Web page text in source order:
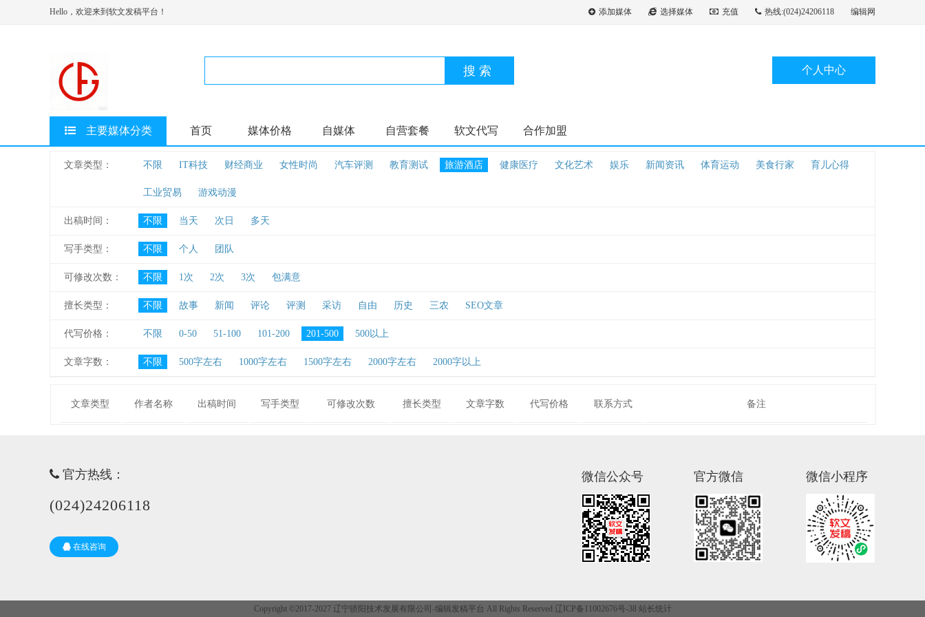
Hello，欢迎来到软文发稿平台！ 添加媒体 选择媒体 充值 热线:(024)24206118 编辑网
搜索 个人中心
主要媒体分类 首页 媒体价格 自媒体 自营套餐 软文代写 合作加盟
文章类型： 不限 IT科技 财经商业 女性时尚 汽车评测 教育测试 旅游酒店 健康医疗 文化艺术 娱乐 新闻资讯 体育运动 美食行家 育儿心得
工业贸易 游戏动漫
出稿时间： 不限 当天 次日 多天
写手类型： 不限 个人 团队
可修改次数： 不限 1次 2次 3次 包满意
擅长类型： 不限 故事 新闻 评论 评测 采访 自由 历史 三农 SEO文章
代写价格： 不限 0-50 51-100 101-200 201-500 500以上
文章字数： 不限 500字左右 1000字左右 1500字左右 2000字左右 2000字以上
文章类型 作者名称 出稿时间 写手类型 可修改次数 擅长类型 文章字数 代写价格 联系方式 备注
官方热线：
(024)24206118
在线咨询
微信公众号 官方微信 微信小程序
Copyright ©2017-2027 辽宁骄阳技术发展有限公司-编辑发稿平台 All Rights Reserved 辽ICP备11002676号-38 站长统计